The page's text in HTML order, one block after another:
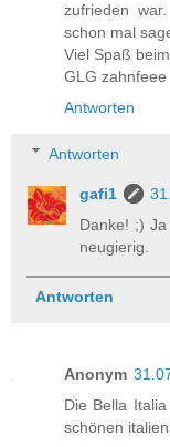
zufrieden
schon mal
Viel Spaß
GLG zahnfeee
Antworten
Antworten
gafi1
Danke! ;)
neugierig.
Antworten
Anonym
Die Bella
schönen